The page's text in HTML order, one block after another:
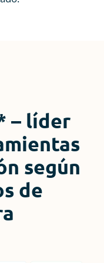
– líder
según
de